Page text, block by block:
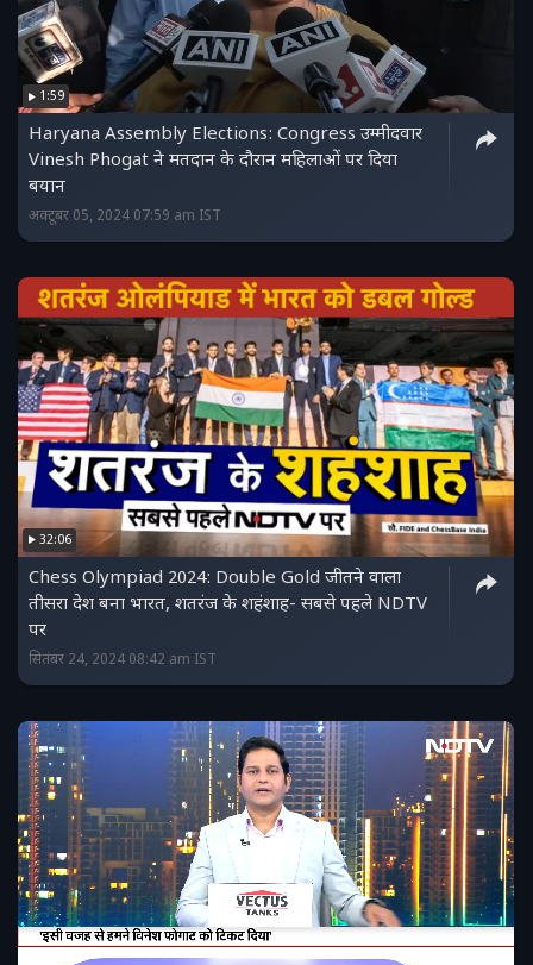
1:59
Haryana Assembly Elections: Congress उम्मीदवार
Vinesh Phogat ने मतदान के दौरान महिलाओं पर दिया
बयान
अक्टूबर 05, 2024 07:59 am IST
32:06
Chess Olympiad 2024: Double Gold जीतने वाला
तीसरा देश बना भारत, शतरंज के शहंशाह- सबसे पहले NDTV
पर
सितंबर 24, 2024 08:42 am IST